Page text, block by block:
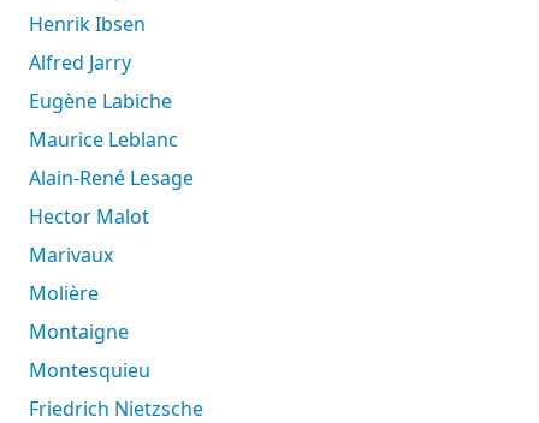
Henrik Ibsen
Alfred Jarry
Eugène Labiche
Maurice Leblanc
Alain-René Lesage
Hector Malot
Marivaux
Molière
Montaigne
Montesquieu
Friedrich Nietzsche